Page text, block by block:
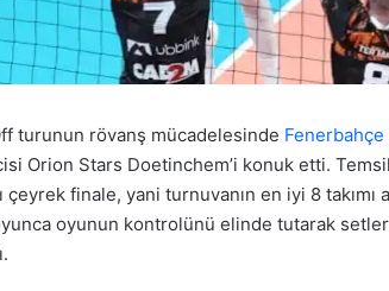
turunun rövanş mücadelesinde
Orion Stars Doetinchem’i konuk etti.
çeyrek finale, yani turnuvanın en iyi 8 takımı
oyunun kontrolünü elinde tutarak